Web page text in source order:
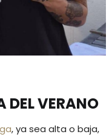
DEL VERANO
, ya sea alta o baja,